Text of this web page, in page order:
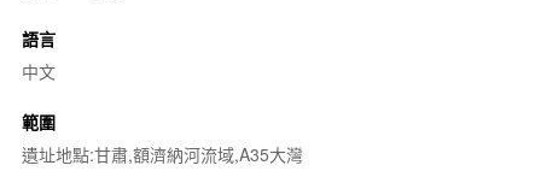
語言
中文
範圍
遺址地點:甘肅,額濟納河流域,A35大灣